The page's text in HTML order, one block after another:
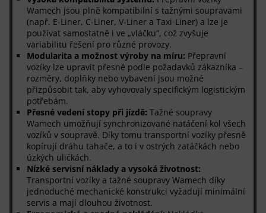
Wamech jsou plně kompatibilní s tažnými soupravami
(např. E-Liner, C-Liner, V-Liner a Taxi-Liner) a lze je
používat samostatně i ve „vláčku”, což zvyšuje
variabilitu řešení pro různé provozy.
Modularita a možnost výroby na míru: Přepravní
vozíky lze upravit přesně podle požadavků zákazníka –
rozměry, doplňky nebo vybavení jsou možné
přizpůsobit tak, aby vyhovovaly specifickým logistickým
potřebám.
Přesné vedení stopy při jízdě: Tažné soupravy
Wamech umožňují synchronizované natáčení kol všech
vozíků v soupravě. Díky tomu transportní vozíky přesně
kopírují dráhu tahače, a to i v ostrých zatáčkách nebo
úzkých uličkách.
Nízké servisní náklady a vysoká životnost:
Transportní vozíky a tažné soupravy Wamech díky
jednoduché mechanické konstrukci vyžadují minimální
servis a mají dlouhou životnost.